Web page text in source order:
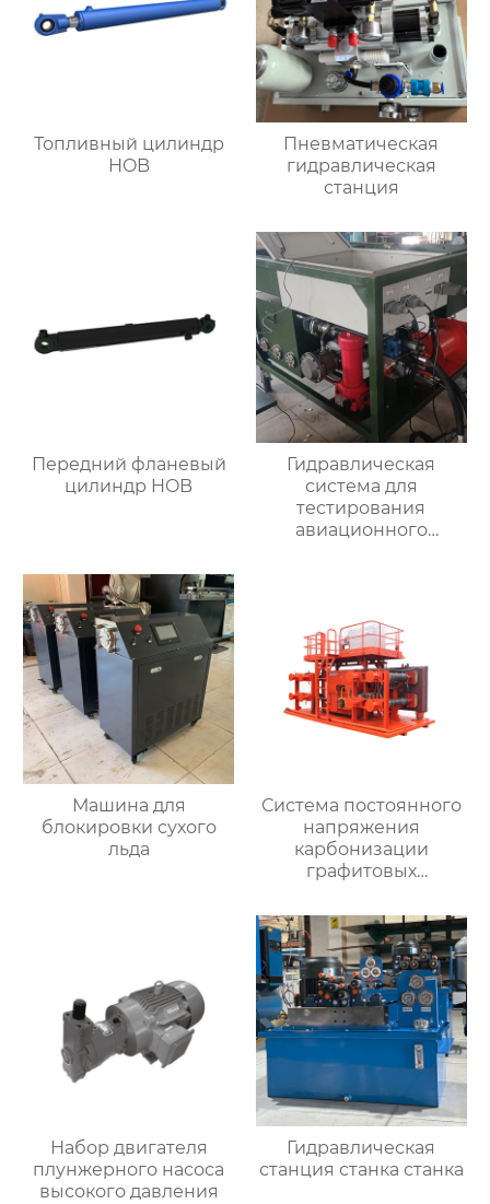
Топливный цилиндр
HOB
Пневматическая
гидравлическая
станция
Передний фланевый
цилиндр HOB
Гидравлическая
система для
тестирования
авиационного
Машина для
блокировки сухого
льда
Система постоянного
напряжения
карбонизации
графитовых
Набор двигателя
плунжерного насоса
высокого давления
Гидравлическая
станция станка станка